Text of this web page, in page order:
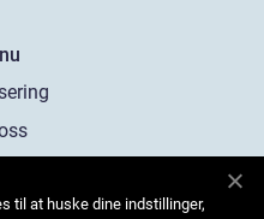
oss
til at huske dine indstillinger,